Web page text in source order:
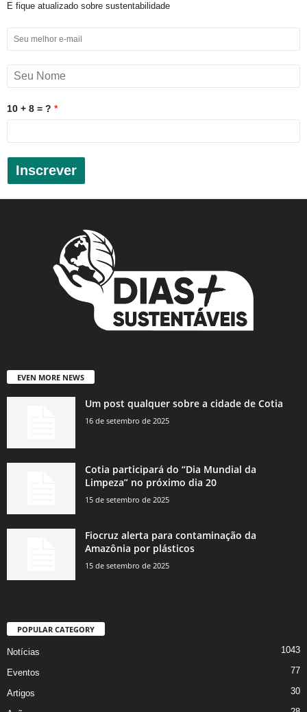
E fique atualizado sobre sustentabilidade
10 + 8 = ?
Inscrever
EVEN MORE NEWS
Um post qualquer sobre a cidade de Cotia
16 de setembro de 2025
Cotia participará do “Dia Mundial da
Limpeza” no próximo dia 20
15 de setembro de 2025
Fiocruz alerta para contaminação da
Amazônia por plásticos
15 de setembro de 2025
POPULAR CATEGORY
Notícias 1043
Eventos 77
Artigos 30